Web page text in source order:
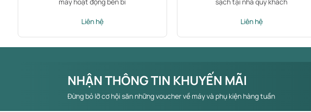
Liên hệ Liên hệ
NHẬN THÔNG TIN KHUYẾN MÃI
Đừng bỏ lỡ cơ hội săn những voucher về máy và phụ kiện hàng tuần